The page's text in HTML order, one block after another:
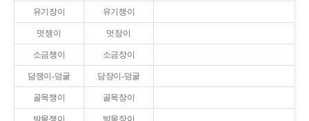
유기장이 유기쟁이
멋쟁이 멋장이
소금쟁이 소금장이
담쟁이-덩굴 담장이-덩굴
골목쟁이 골목장이
발목쟁이 발목장이